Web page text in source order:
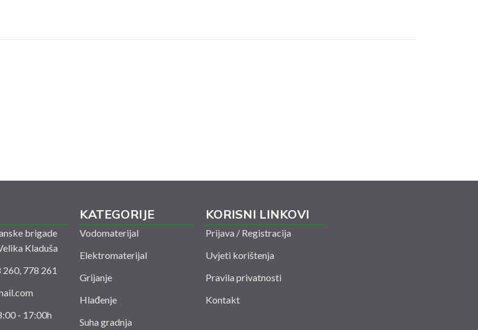
brigade
Kladuša
778 261
- 17:00h
KATEGORIJE
Vodomaterijal
Elektromaterijal
Grijanje
Hlađenje
Suha gradnja
KORISNI LINKOVI
Prijava / Registracija
Uvjeti korištenja
Pravila privatnosti
Kontakt